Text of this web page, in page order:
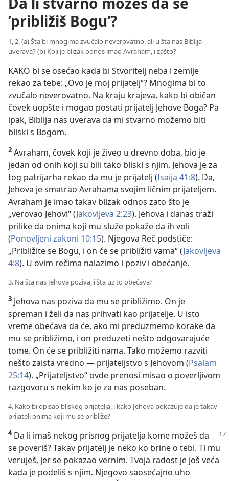
’približiš Bogu‘?
1, 2. (a) Šta bi mnogima zvučalo neverovatno, ali u šta nas Biblija
uverava? (b) Koji je blizak odnos imao Avraham, i zašto?
KAKO bi se osećao kada bi Stvoritelj neba i zemlje
rekao za tebe: „Ovo je moj prijatelj“? Mnogima bi to
zvučalo neverovatno. Na kraju krajeva, kako bi običan
čovek uopšte i mogao postati prijatelj Jehove Boga? Pa
ipak, Biblija nas uverava da mi stvarno možemo biti
bliski s Bogom.
2 Avraham, čovek koji je živeo u drevno doba, bio je
jedan od onih koji su bili tako bliski s njim. Jehova je za
tog patrijarha rekao da mu je prijatelj (Isaija 41:8). Da,
Jehova je smatrao Avrahama svojim ličnim prijateljem.
Avraham je imao takav blizak odnos zato što je
„verovao Jehovi“ (Jakovljeva 2:23). Jehova i danas traži
prilike da onima koji mu služe pokaže da ih voli
(Ponovljeni zakoni 10:15). Njegova Reč podstiče:
„Približite se Bogu, i on će se približiti vama“ (Jakovljeva
4:8). U ovim rečima nalazimo i poziv i obećanje.
3. Na šta nas Jehova poziva, i šta uz to obećava?
3 Jehova nas poziva da mu se približimo. On je
spreman i želi da nas prihvati kao prijatelje. U isto
vreme obećava da će, ako mi preduzmemo korake da
mu se približimo, i on preduzeti nešto odgovarajuće
tome. On će se približiti nama. Tako možemo razviti
nešto zaista vredno — prijateljstvo s Jehovom (Psalam
25:14). „Prijateljstvo“ ovde prenosi misao o poverljivom
razgovoru s nekim ko je za nas poseban.
4. Kako bi opisao bliskog prijatelja, i kako Jehova pokazuje da je takav
prijatelj onima koji mu se približe?
4Da li imaš nekog prisnog prijatelja kome možeš da
se poveriš? Takav prijatelj je neko ko brine o tebi. Ti mu
veruješ, jer se pokazao vernim. Tvoja radost je još veća
kada je podeliš s njim. Njegovo saosećajno uho